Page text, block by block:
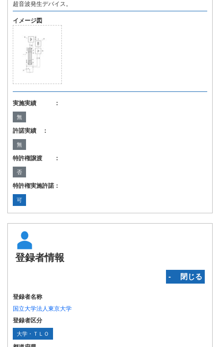
超音波発生デバイス。
イメージ図
実施実績 ：
無
許諾実績 ：
無
特許権譲渡 ：
否
特許権実施許諾：
可
登録者情報
‐ 閉じる
登録者名称
国立大学法人東京大学
登録者区分
大学・ＴＬＯ